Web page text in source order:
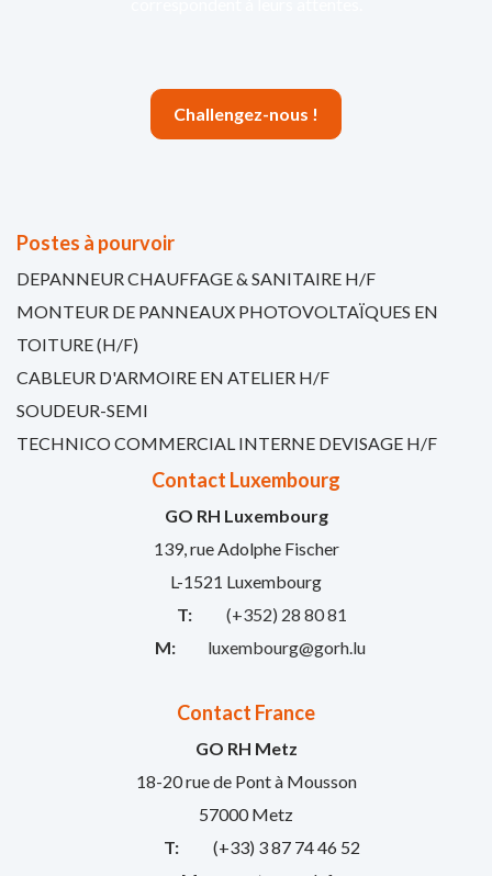
Challengez-nous !
Postes à pourvoir
DEPANNEUR CHAUFFAGE & SANITAIRE H/F
MONTEUR DE PANNEAUX PHOTOVOLTAÏQUES EN
TOITURE (H/F)
CABLEUR D'ARMOIRE EN ATELIER H/F
SOUDEUR-SEMI
TECHNICO COMMERCIAL INTERNE DEVISAGE H/F
Contact Luxembourg
GO RH Luxembourg
139, rue Adolphe Fischer
L-1521 Luxembourg
T:
(+352) 28 80 81
M:
luxembourg@gorh.lu
Contact France
GO RH Metz
18-20 rue de Pont à Mousson
57000 Metz
T:
(+33) 3 87 74 46 52